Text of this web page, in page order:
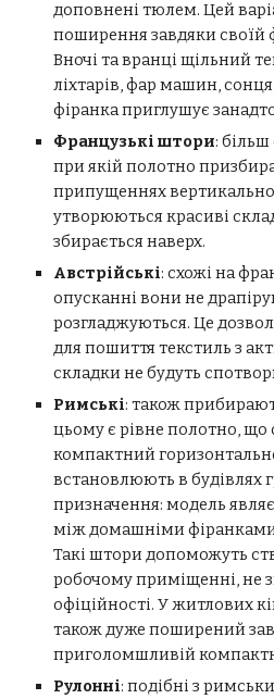
доповнені тюлем. Цей
поширення завдяки своїй
Вночі та вранці щільний
ліхтарів, фар машин,
фіранка приглушує
Французькі штори:
при якій полотно
припущеннях
утворюються красиві
збирається наверх.
Австрійські: схожі на
опусканні вони не
розгладжуються. Це
для пошиття текстиль з
складки не будуть
Римські: також
цьому є рівне полотно, що
компактний
встановлюють в будівлях
призначення: модель
між домашніми
Такі штори допоможуть
робочому приміщенні, не
офіційності. У житлових
також дуже поширений
приголомшливій
Рулонні: подібні з